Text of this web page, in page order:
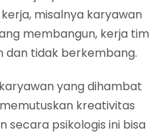
misalnya karyawan
membangun, kerja tim
dan tidak berkembang.
yang dihambat
kreativitas
secara psikologis ini bisa